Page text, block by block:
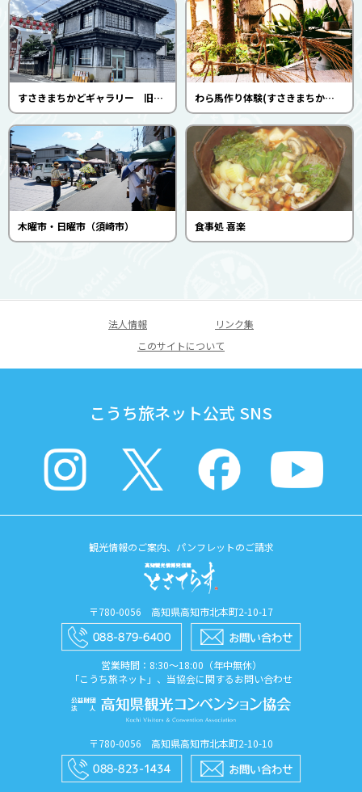
すさきまちかどギャラリー 旧三浦邸 わら馬作り体験(すさきまちかどギャラリー)
木曜市・日曜市（須崎市） 食事処 喜楽
法人情報
リンク集
このサイトについて
こうち旅ネット公式 SNS
観光情報のご案内、パンフレットのご請求
〒780-0056 高知県高知市北本町2-10-17
営業時間：8:30〜18:00（年中無休）
「こうち旅ネット」、当協会に関するお問い合わせ
〒780-0056 高知県高知市北本町2-10-10